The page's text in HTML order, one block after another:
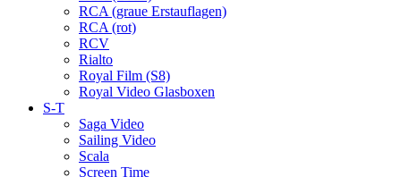
RCA (graue Erstauflagen)
RCA (rot)
RCV
Rialto
Royal Film (S8)
Royal Video Glasboxen
S-T
Saga Video
Sailing Video
Scala
Screen Time